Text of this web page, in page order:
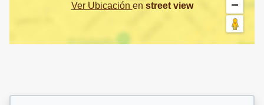
Ver Ubicación en street view